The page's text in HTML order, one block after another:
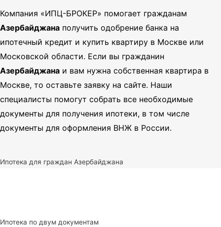
Компания «ИПЦ-БРОКЕР» помогает гражданам
Азербайджана получить одобрение банка на
ипотечный кредит и купить квартиру в Москве или
Московской области. Если вы гражданин
Азербайджана и вам нужна собственная квартира в
Москве, то оставьте заявку на сайте. Наши
специалисты помогут собрать все необходимые
документы для получения ипотеки, в том числе
документы для оформления ВНЖ в России.
Ипотека для граждан Азербайджана
Ипотека по двум документам